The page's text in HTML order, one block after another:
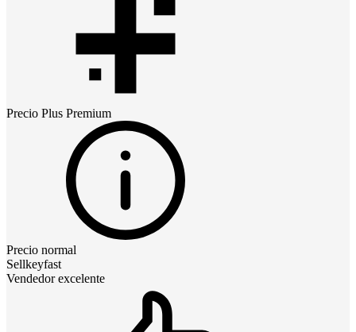
Precio Plus Premium
Precio normal
Sellkeyfast
Vendedor excelente